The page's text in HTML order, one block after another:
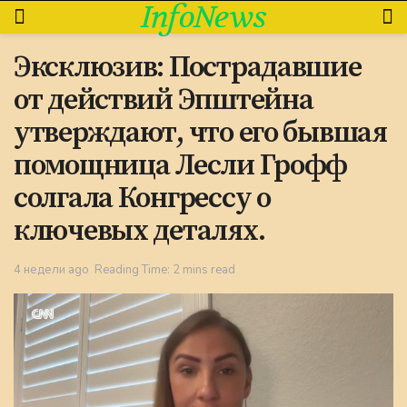
InfoNews
Эксклюзив: Пострадавшие
от действий Эпштейна
утверждают, что его бывшая
помощница Лесли Грофф
солгала Конгрессу о
ключевых деталях.
4 недели ago Reading Time: 2 mins read